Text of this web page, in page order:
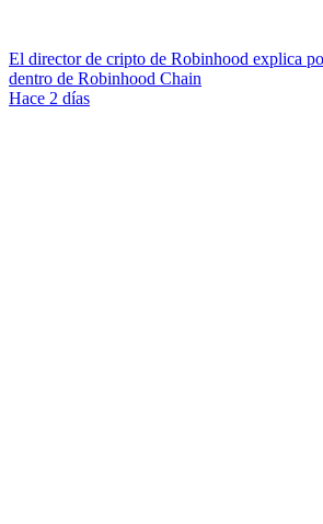
El director de cripto de Robinhood explica
dentro de Robinhood Chain
Hace 2 días